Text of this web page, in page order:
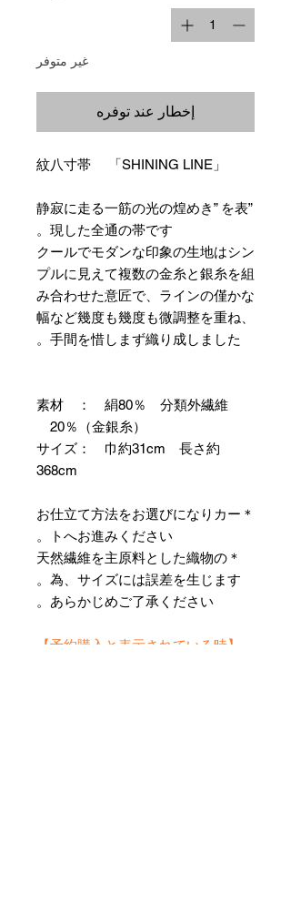
غير متوفر
إخطار عند توفره
紋八寸帯 「SHINING LINE」
”静寂に走る一筋の光の煌めき” を表
現した全通の帯です。
クールでモダンな印象の生地はシン
プルに見えて複数の金糸と銀糸を組
み合わせた意匠で、ラインの僅かな
幅など幾度も幾度も微調整を重ね、
手間を惜しまず織り成しました。
素材 ： 絹80％ 分類外繊維
20％（金銀糸）
サイズ： 巾約31cm 長さ約
368cm
＊お仕立て方法をお選びになりカー
トへお進みください。
＊天然繊維を主原料とした織物の
為、サイズには誤差を生じます。
【予約購入と表示されている時】